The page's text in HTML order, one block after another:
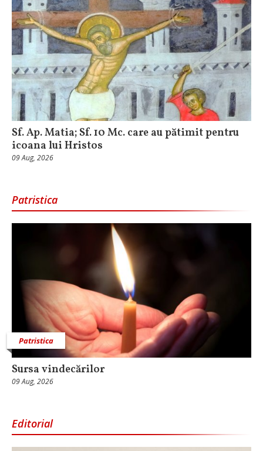
Sf. Ap. Matia; Sf. 10 Mc. care au pătimit pentru
icoana lui Hristos
09 Aug, 2026
Patristica
Patristica
Sursa vindecărilor
09 Aug, 2026
Editorial